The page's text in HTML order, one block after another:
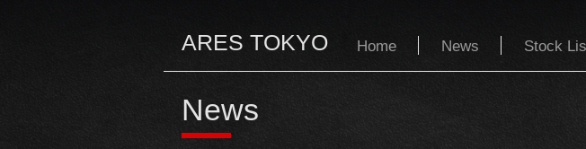
ARES TOKYO Home News Stock
News